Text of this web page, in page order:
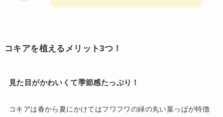
コキアを植えるメリット3つ！
見た目がかわいくて季節感たっぷり！
コキアは春から夏にかけてはフワフワの緑の丸い葉っぱが特徴